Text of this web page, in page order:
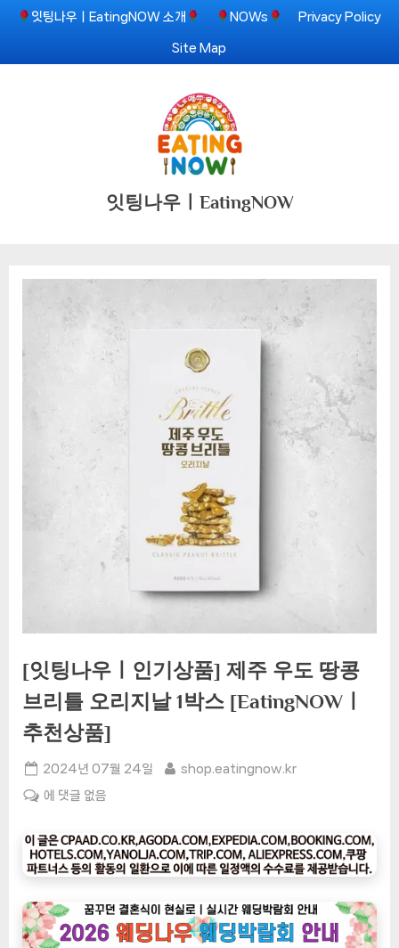
Skip
content
잇팅나우ㅣEatingNOW 소개 NOWs Privacy Policy
Site Map
잇팅나우ㅣEatingNOW
[잇팅나우ㅣ인기상품] 제주 우도 땅콩
브리틀 오리지날 1박스 [EatingNOWㅣ
추천상품]
Posted
on
2024년 07월 24일 By
shop.eatingnow.kr
[잇
나
우
ㅣ
인
기
상
에 댓글 없음